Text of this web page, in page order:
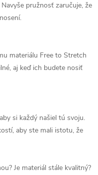
pružnosť zaručuje, že
materiálu Free to Stretch
aj keď ich budete nosiť
si každý našiel tú svoju.
aby ste mali istotu, že
Je materiál stále kvalitný?